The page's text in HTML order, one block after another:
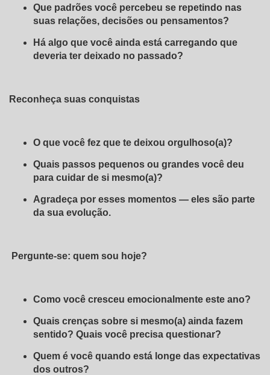
Que padrões você percebeu se repetindo nas
suas relações, decisões ou pensamentos?
Há algo que você ainda está carregando que
deveria ter deixado no passado?
Reconheça suas conquistas
O que você fez que te deixou orgulhoso(a)?
Quais passos pequenos ou grandes você deu
para cuidar de si mesmo(a)?
Agradeça por esses momentos — eles são parte
da sua evolução.
Pergunte-se: quem sou hoje?
Como você cresceu emocionalmente este ano?
Quais crenças sobre si mesmo(a) ainda fazem
sentido? Quais você precisa questionar?
Quem é você quando está longe das expectativas
dos outros?